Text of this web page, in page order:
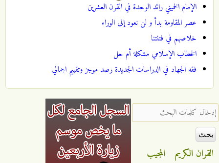
الإمام الخميني رائد الوحدة في القرن العشرين
عصر المقاومة بدأ و لن نعود إلى الوراء
خلاصهم في فتنتنا
الخطاب الإسلامي مشكلة أم حل
فقه الجهاد في الدراسات الجديدة رصد موجز وتقييم اجمالي
‏إدخال كلمات البحث ‏
القران الكريم
المجيب